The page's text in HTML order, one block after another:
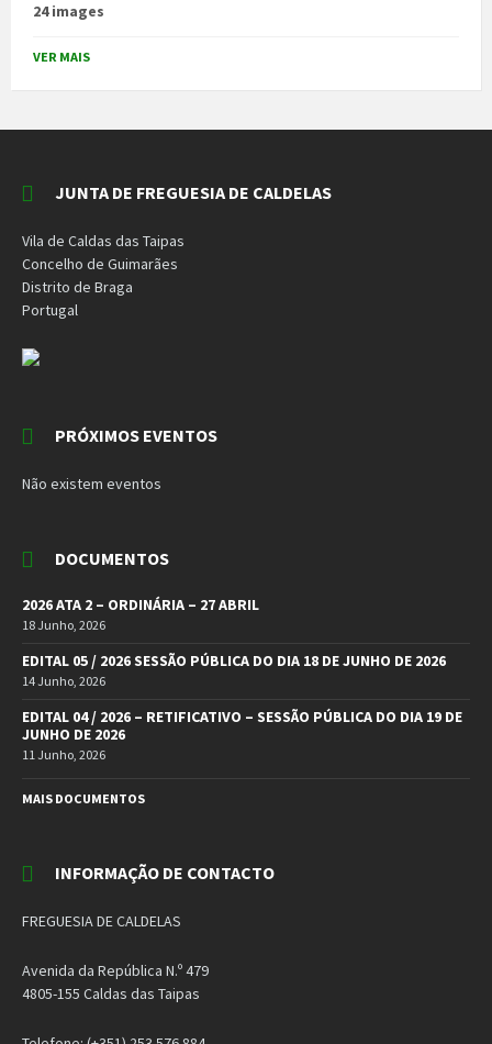
24 images
VER MAIS
JUNTA DE FREGUESIA DE CALDELAS
Vila de Caldas das Taipas
Concelho de Guimarães
Distrito de Braga
Portugal
PRÓXIMOS EVENTOS
Não existem eventos
DOCUMENTOS
2026 ATA 2 – ORDINÁRIA – 27 ABRIL
18 Junho, 2026
EDITAL 05 / 2026 SESSÃO PÚBLICA DO DIA 18 DE JUNHO DE 2026
14 Junho, 2026
EDITAL 04 / 2026 – RETIFICATIVO – SESSÃO PÚBLICA DO DIA 19 DE
JUNHO DE 2026
11 Junho, 2026
MAIS DOCUMENTOS
INFORMAÇÃO DE CONTACTO
FREGUESIA DE CALDELAS
Avenida da República N.º 479
4805-155 Caldas das Taipas